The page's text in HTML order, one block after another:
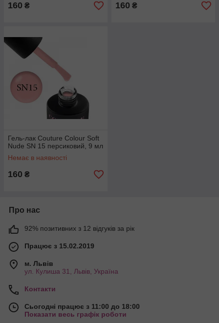
160 ₴ 160 ₴
Гель-лак Couture Colour Soft
Nude SN 15 персиковий, 9 мл
Немає в наявності
160 ₴
Про нас
92% позитивних з 12 відгуків за рік
Працює з 15.02.2019
м. Львів
ул. Кулиша 31, Львів, Україна
Контакти
Сьогодні працює з 11:00 до 18:00
Показати весь графік роботи